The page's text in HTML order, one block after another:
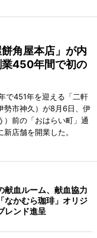
角屋本店」が内
450年間で初の
で451年を迎える「二軒
勢市神久）が8月6日、伊
）前の「おはらい町」通
店舗を開業した。
献血ルーム、献血協力
なかむら珈琲」オリジ
レンド進呈